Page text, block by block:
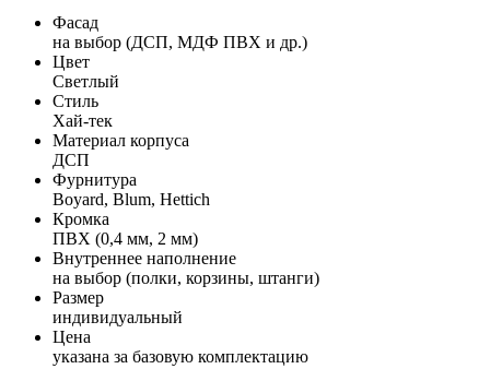
Фасад
на выбор (ДСП, МДФ ПВХ и др.)
Цвет
Светлый
Стиль
Хай-тек
Материал корпуса
ДСП
Фурнитура
Boyard, Blum, Hettich
Кромка
ПВХ (0,4 мм, 2 мм)
Внутреннее наполнение
на выбор (полки, корзины, штанги)
Размер
индивидуальный
Цена
указана за базовую комплектацию